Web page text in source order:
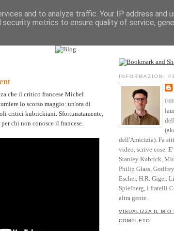
Opere Parole Testimonianze
che il critico francese Michel
lo scorso maggio: un'ora di
critici kubrickiani. Sfortunatamente,
chi non conosce il francese.
INFORMAZIONI
dell'Amicizia). Fa
video, scrive cose.
Stanley Kubrick,
Philip Glass,
Escher, H.R. Giger.
Spielberg, i fratelli
altra gente.
VISUALIZZA IL MIO
COMPLETO
and to analyze traffic. Your IP address and
metrics to ensure quality of service,